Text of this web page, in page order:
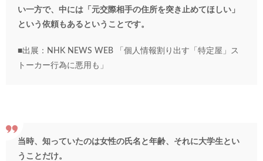
い一方で、中には「元交際相手の住所を突き止めてほしい」
という依頼もあるということです。
■出展：NHK NEWS WEB 「個人情報割り出す「特定屋」ス
トーカー行為に悪用も」
当時、知っていたのは女性の氏名と年齢、それに大学生とい
うことだけ。